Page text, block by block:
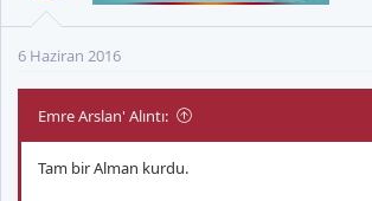
6 Haziran 2016
Emre Arslan' Alıntı:
Tam bir Alman kurdu.